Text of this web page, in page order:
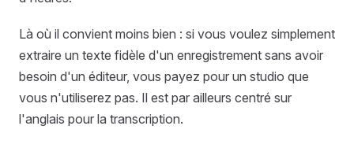
Là où il convient moins bien : si vous voulez simplement
extraire un texte fidèle d'un enregistrement sans avoir
besoin d'un éditeur, vous payez pour un studio que
vous n'utiliserez pas. Il est par ailleurs centré sur
l'anglais pour la transcription.